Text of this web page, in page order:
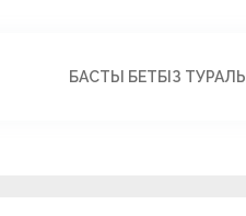
БАСТЫ БЕТБІЗ ТУРАЛЫ